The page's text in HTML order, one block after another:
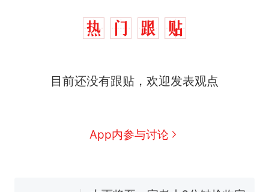
目前还没有跟贴，欢迎发表观点
App内参与讨论
热
十多万人报名的考试，成绩
家，刚改国名，总统就邀请中
视频丨只要一枚命中就能让航
母瘫痪 轰-6J实力有多强？